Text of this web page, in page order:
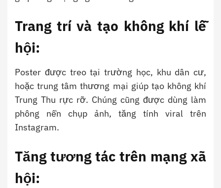
Trang trí và tạo không khí lễ
hội:
Poster được treo tại trường học, khu dân cư,
hoặc trung tâm thương mại giúp tạo không khí
Trung Thu rực rỡ. Chúng cũng được dùng làm
phông nền chụp ảnh, tăng tính viral trên
Instagram.
Tăng tương tác trên mạng xã
hội: